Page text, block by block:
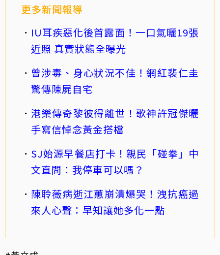
更多新聞報導
IU耳疾惡化後首露面！一口氣曬19張
近照 真實狀態全曝光
曾涉毒、身心狀況不佳！網紅裴仁圭
驚傳陳屍自宅
港樂傳奇黎彼得離世！歌神許冠傑曬
手寫信悼念黃金搭檔
SJ始源早餐店打卡！親民「碰拳」中
文直問：我停車可以嗎？
陳聆薇病逝江蕙崩潰爆哭！洩抗癌過
來人心聲：早知讓她多化一點